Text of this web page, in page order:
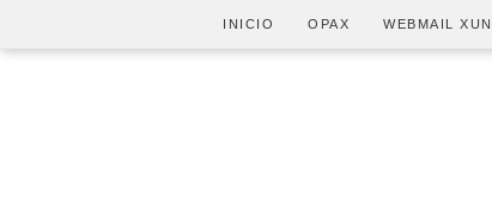
INICIO OPAX WEBMAIL